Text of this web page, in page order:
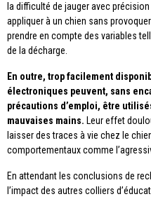
la difficulté de jauger avec
appliquer à un chien sans
prendre en compte des variables
de la décharge.
En outre, trop facilement
électroniques peuvent, sans
précautions d’emploi, être
mauvaises mains. Leur effet
laisser des traces à vie chez le
comportementaux comme
En attendant les conclusions de
l’impact des autres colliers